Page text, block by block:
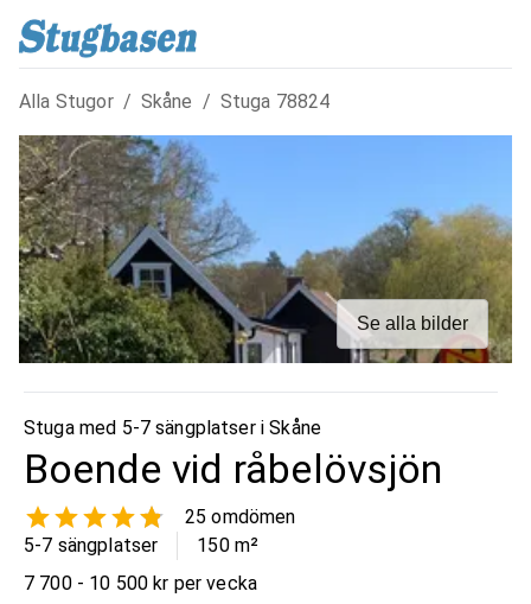
Alla Stugor / Skåne / Stuga 78824
Se alla bilder
Stuga med 5-7 sängplatser iSkåne
Boende vid råbelövsjön
25 omdömen
5-7 sängplatser
150m²
7 700 - 10 500 kr per vecka